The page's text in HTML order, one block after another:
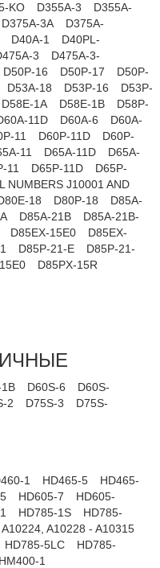
KO D355A-3
D355A-
D375A-3A
D375A-
D40A-1
D40PL-
3
D475A-3-
D50P-16 D50P-17
D50P-
D53A-18 D53P-16
D53P-
D58E-1A D58E-1B
D58P-
11D D60A-6
D60A-
11 D60P-11D
D60P-
11 D65A-11D
D65A-
11 D65P-11D
D65P-
NUMBERS J10001 AND
18 D80P-18
D85A-
D85A-21B
D85A-21B-
D85EX-15E0
D85EX-
D85P-21-E
D85P-21-
D85PX-15R
D60S-6
D60S-
2 D75S-3
D75S-
1 HD465-5
HD465-
HD605-7
HD605-
HD785-1S
HD785-
A10228 - A10315
HD785-5LC
HD785-
HM400-1